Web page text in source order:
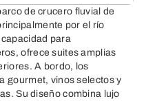
de crucero fluvial de
por el río
para
ofrece suites amplias
A bordo, los
gourmet, vinos selectos y
Su diseño combina lujo